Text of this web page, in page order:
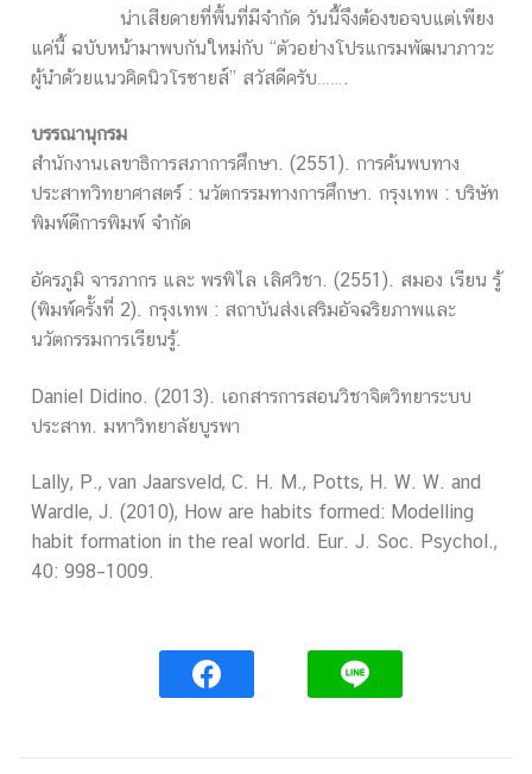
น่าเสียดายที่พื้นที่มีจำกัด วันนี้จึงต้องขอจบแต่เพียง
แค่นี้ ฉบับหน้ามาพบกันใหม่กับ “ตัวอย่างโปรแกรมพัฒนาภาวะ
ผู้นำด้วยแนวคิดนิวโรซายส์” สวัสดีครับ…….
บรรณานุกรม
สำนักงานเลขาธิการสภาการศึกษา. (2551). การค้นพบทาง
ประสาทวิทยาศาสตร์ : นวัตกรรมทางการศึกษา. กรุงเทพ : บริษัท
พิมพ์ดีการพิมพ์ จำกัด
อัครภูมิ จารภากร และ พรพิไล เลิศวิชา. (2551). สมอง เรียน รู้
(พิมพ์ครั้งที่ 2). กรุงเทพ : สถาบันส่งเสริมอัจฉริยภาพและ
นวัตกรรมการเรียนรู้.
Daniel Didino. (2013). เอกสารการสอนวิชาจิตวิทยาระบบ
ประสาท. มหาวิทยาลัยบูรพา
Lally, P., van Jaarsveld, C. H. M., Potts, H. W. W. and
Wardle, J. (2010), How are habits formed: Modelling
habit formation in the real world. Eur. J. Soc. Psychol.,
40: 998–1009.